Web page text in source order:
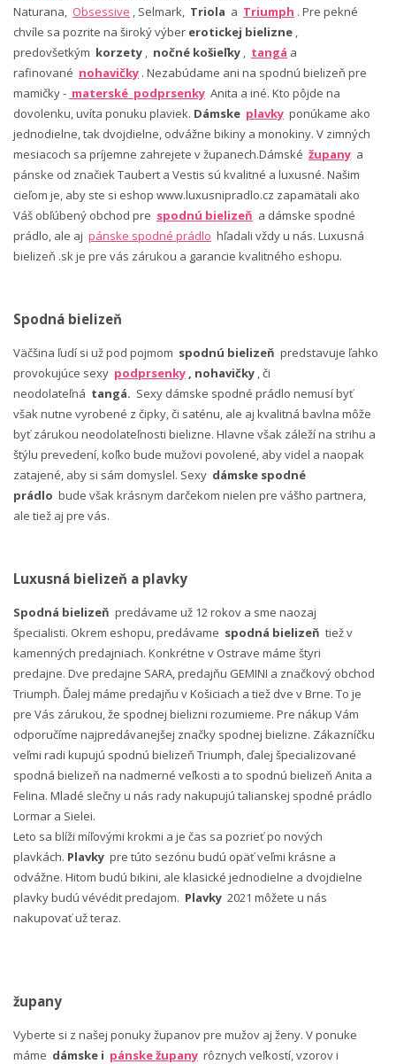
Naturana, Obsessive , Selmark, Triola a Triumph . Pre pekné
chvíle sa pozrite na široký výber erotickej bielizne ,
predovšetkým korzety , nočné košieľky , tangá a
rafinované nohavičky . Nezabúdame ani na spodnú bielizeň pre
mamičky - materské podprsenky Anita a iné. Kto pôjde na
dovolenku, uvíta ponuku plaviek. Dámske plavky ponúkame ako
jednodielne, tak dvojdielne, odvážne bikiny a monokiny. V zimných
mesiacoch sa príjemne zahrejete v županech.Dámské župany a
pánske od značiek Taubert a Vestis sú kvalitné a luxusné. Našim
cieľom je, aby ste si eshop www.luxusnipradlo.cz zapamätali ako
Váš obľúbený obchod pre spodnú bielizeň a dámske spodné
prádlo, ale aj pánske spodné prádlo hľadali vždy u nás. Luxusná
bielizeň .sk je pre vás zárukou a garancie kvalitného eshopu.
Spodná bielizeň
Väčšina ľudí si už pod pojmom spodnú bielizeň predstavuje ľahko
provokujúce sexy podprsenky , nohavičky , či
neodolateľná tangá. Sexy dámske spodné prádlo nemusí byť
však nutne vyrobené z čipky, či saténu, ale aj kvalitná bavlna môže
byť zárukou neodolateľnosti bielizne. Hlavne však záleží na strihu a
štýlu prevedení, koľko bude mužovi povolené, aby videl a naopak
zatajené, aby si sám domyslel. Sexy dámske spodné
prádlo bude však krásnym darčekom nielen pre vášho partnera,
ale tiež aj pre vás.
Luxusná bielizeň a plavky
Spodná bielizeň predávame už 12 rokov a sme naozaj
špecialisti. Okrem eshopu, predávame spodná bielizeň tiež v
kamenných predajniach. Konkrétne v Ostrave máme štyri
predajne. Dve predajne SARA, predajňu GEMINI a značkový obchod
Triumph. Ďalej máme predajňu v Košiciach a tiež dve v Brne. To je
pre Vás zárukou, že spodnej bielizni rozumieme. Pre nákup Vám
odporučíme najpredávanejšej značky spodnej bielizne. Zákazníčku
veľmi radi kupujú spodnú bielizeň Triumph, ďalej špecializované
spodná bielizeň na nadmerné veľkosti a to spodnú bielizeň Anita a
Felina. Mladé slečny u nás rady nakupujú talianskej spodné prádlo
Lormar a Sielei.
Leto sa blíži míľovými krokmi a je čas sa pozrieť po nových
plavkách. Plavky pre túto sezónu budú opäť veľmi krásne a
odvážne. Hitom budú bikini, ale klasické jednodielne a dvojdielne
plavky budú vévédit predajom. Plavky 2021 môžete u nás
nakupovať už teraz.
župany
Vyberte si z našej ponuky županov pre mužov aj ženy. V ponuke
máme dámske i pánske župany rôznych veľkostí, vzorov i